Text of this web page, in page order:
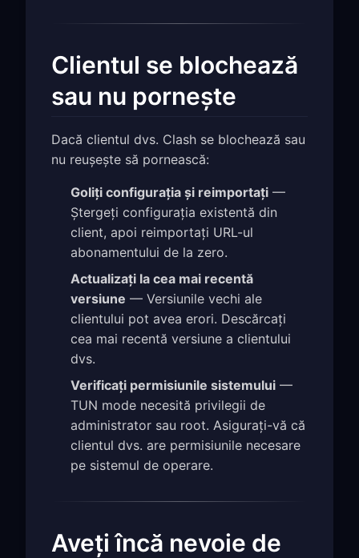
Clientul se blochează
sau nu pornește
Dacă clientul dvs. Clash se blochează sau
nu reușește să pornească:
Goliți configurația și reimportați —
Ștergeți configurația existentă din
client, apoi reimportați URL-ul
abonamentului de la zero.
Actualizați la cea mai recentă
versiune — Versiunile vechi ale
clientului pot avea erori. Descărcați
cea mai recentă versiune a clientului
dvs.
Verificați permisiunile sistemului —
TUN mode necesită privilegii de
administrator sau root. Asigurați-vă că
clientul dvs. are permisiunile necesare
pe sistemul de operare.
Aveți încă nevoie de